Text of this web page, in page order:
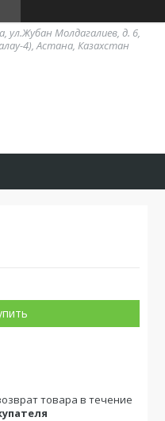
ул.Жубан Молдагалиев, д. 6,
4), Астана, Казахстан
товара в течение